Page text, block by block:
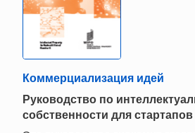
Коммерциализация идей
Руководство по
собственности для стартапов